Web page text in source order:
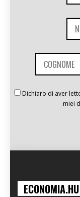
Dichiaro di aver
miei
ECONOMIA.HU